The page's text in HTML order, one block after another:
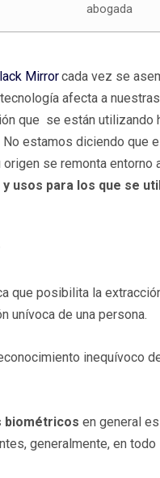
abogada
Mirrorcada vez se
afecta a
que se están utilizando
estamos diciendo que
se remonta entorno
usos para los que se
que posibilita la
unívoca de una persona.
inequívoco
biométricos en general
generalmente, en todo